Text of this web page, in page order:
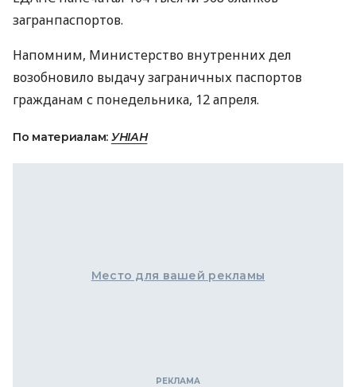
загранпаспортов.
Напомним, Министерство внутренних дел
возобновило выдачу заграничных паспортов
гражданам с понедельника, 12 апреля.
По материалам: УНІАН
Место для вашей рекламы